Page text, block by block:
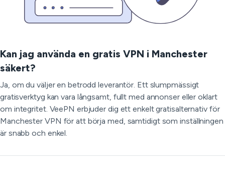
Kan jag använda en gratis VPN i Manchester
säkert?
Ja, om du väljer en betrodd leverantör. Ett slumpmässigt
gratisverktyg kan vara långsamt, fullt med annonser eller oklart
om integritet. VeePN erbjuder dig ett enkelt gratisalternativ för
Manchester VPN för att börja med, samtidigt som inställningen
är snabb och enkel.